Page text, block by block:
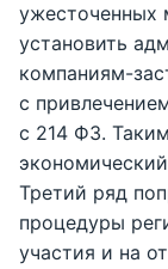
ужесточенных
установить
компаниям-
с
с 214 ФЗ.
Третий ряд
процедуры
участия и на